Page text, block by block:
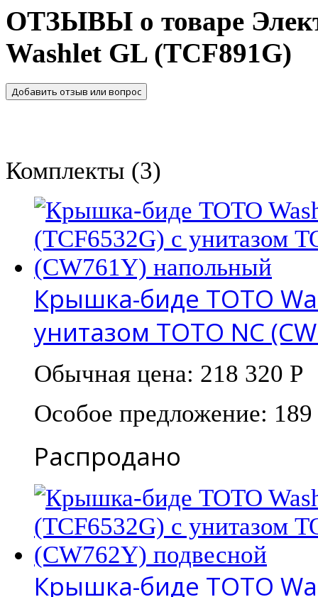
ОТЗЫВЫ о товаре
Washlet GL (TCF891G)
Добавить отзыв или вопрос
Комплекты (3)
Крышка-биде TOTO
унитазом TOTO NC
Обычная цена: 218 320 Р
Особое предложение:
Распродано
Крышка-биде TOTO